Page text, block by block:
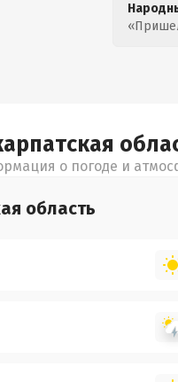
о погоде и
область